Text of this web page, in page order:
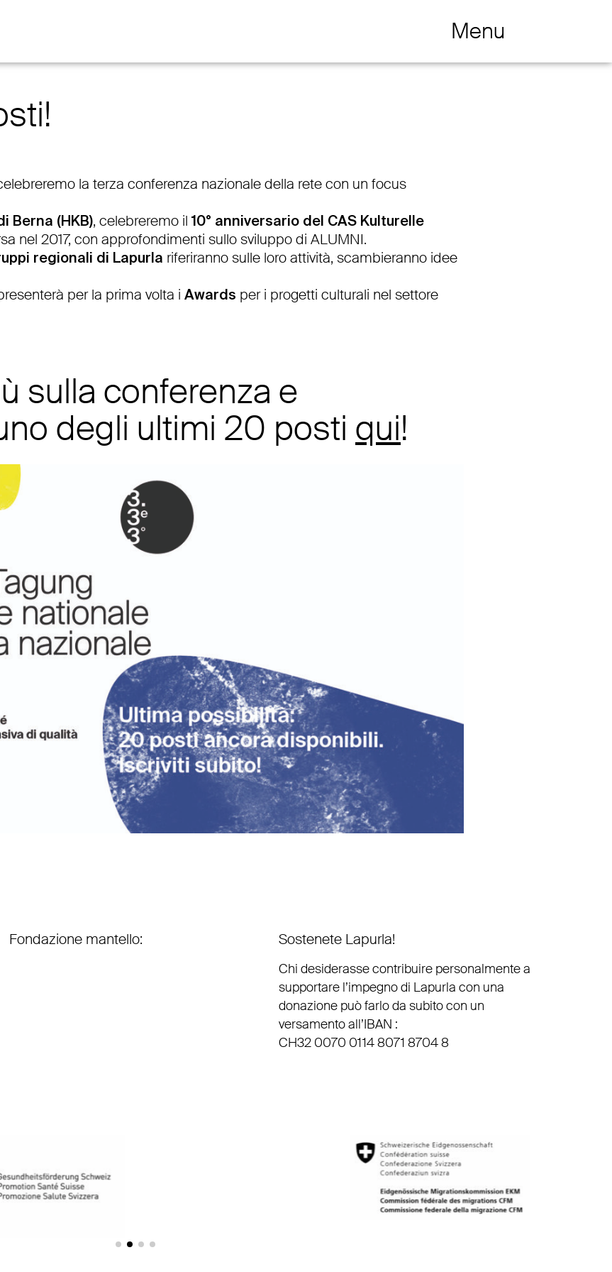
Navigation öffnen / schliessen
Menu
la terza conferenza nazionale della rete con un focus
Berna (HKB), celebreremo il 10° anniversario del CAS Kulturelle
nel 2017, con approfondimenti sullo sviluppo di ALUMNI.
regionali di Lapurla riferiranno sulle loro attività, scambieranno idee
per la prima volta i Awards per i progetti culturali nel settore
sulla conferenza e
degli ultimi 20 posti qui!
Fondazione mantello: Sostenete Lapurla!
Chi desiderasse contribuire personalmente a
supportare l’impegno di Lapurla con una
donazione può farlo da subito con un
versamento all’IBAN :
CH32 0070 0114 8071 8704 8